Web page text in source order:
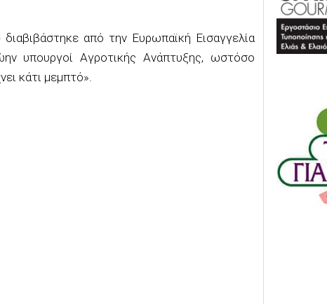
από την Ευρωπαϊκή Εισαγγελία
υπουργοί Αγροτικής Ανάπτυξης, ωστόσο
κάτι μεμπτό».